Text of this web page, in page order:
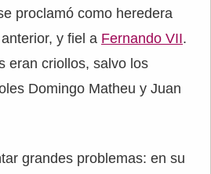
proclamó como heredera
y fiel a Fernando VII.
eran criollos, salvo los
Domingo Matheu y Juan
grandes problemas: en su